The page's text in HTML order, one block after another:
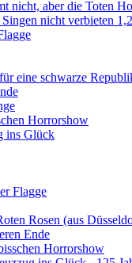
nicht, aber die Toten
nicht verbieten
eine schwarze
Horrorshow
ins Glück
Flagge
Rosen (aus
Ende
Horrorshow